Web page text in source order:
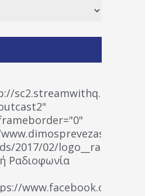
wp-
2017/02/
Ραδιοφωνία
www.facebook.com/